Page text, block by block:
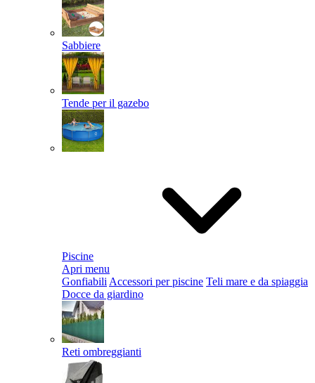
Sabbiere
Tende per il gazebo
Piscine
Apri menu
Gonfiabili Accessori per piscine Teli mare e da spiaggia
Docce da giardino
Reti ombreggianti